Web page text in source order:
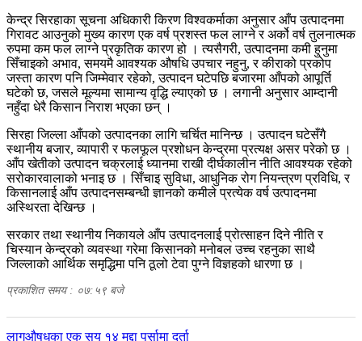
केन्द्र सिरहाका सूचना अधिकारी किरण विश्वकर्माका अनुसार आँप उत्पादनमा
गिरावट आउनुको मुख्य कारण एक वर्ष प्रशस्त फल लाग्ने र अर्को वर्ष तुलनात्मक
रुपमा कम फल लाग्ने प्रकृतिक कारण हो । त्यसैगरी, उत्पादनमा कमी हुनुमा
सिँचाइको अभाव, समयमै आवश्यक औषधि उपचार नहुनु, र कीराको प्रकोप
जस्ता कारण पनि जिम्मेवार रहेको, उत्पादन घटेपछि बजारमा आँपको आपूर्ति
घटेको छ, जसले मूल्यमा सामान्य वृद्धि ल्याएको छ । लगानी अनुसार आम्दानी
नहुँदा धेरै किसान निराश भएका छन् ।
सिरहा जिल्ला आँपको उत्पादनका लागि चर्चित मानिन्छ । उत्पादन घटेसँगै
स्थानीय बजार, व्यापारी र फलफूल प्रशोधन केन्द्रमा प्रत्यक्ष असर परेको छ ।
आँप खेतीको उत्पादन चक्रलाई ध्यानमा राखी दीर्घकालीन नीति आवश्यक रहेको
सरोकारवालाको भनाइ छ । सिँचाइ सुविधा, आधुनिक रोग नियन्त्रण प्रविधि, र
किसानलाई आँप उत्पादनसम्बन्धी ज्ञानको कमीले प्रत्येक वर्ष उत्पादनमा
अस्थिरता देखिन्छ ।
सरकार तथा स्थानीय निकायले आँप उत्पादनलाई प्रोत्साहन दिने नीति र
चिस्यान केन्द्रको व्यवस्था गरेमा किसानको मनोबल उच्च रहनुका साथै
जिल्लाको आर्थिक समृद्धिमा पनि ठूलो टेवा पुग्ने विज्ञहको धारणा छ ।
प्रकाशित समय : ०७:५९ बजे
पछिल्लाे
लागुऔषधका एक सय १४ मुद्दा पर्सामा दर्ता